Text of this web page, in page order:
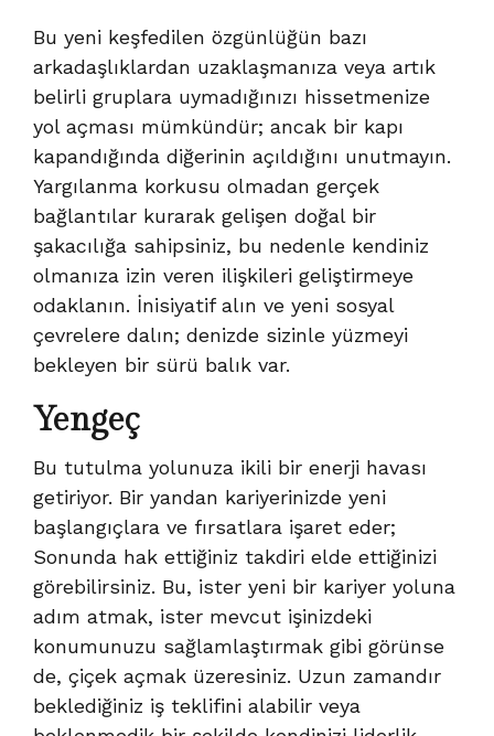
Bu yeni keşfedilen özgünlüğün bazı
arkadaşlıklardan uzaklaşmanıza veya artık
belirli gruplara uymadığınızı hissetmenize
yol açması mümkündür; ancak bir kapı
kapandığında diğerinin açıldığını unutmayın.
Yargılanma korkusu olmadan gerçek
bağlantılar kurarak gelişen doğal bir
şakacılığa sahipsiniz, bu nedenle kendiniz
olmanıza izin veren ilişkileri geliştirmeye
odaklanın. İnisiyatif alın ve yeni sosyal
çevrelere dalın; denizde sizinle yüzmeyi
bekleyen bir sürü balık var.
Yengeç
Bu tutulma yolunuza ikili bir enerji havası
getiriyor. Bir yandan kariyerinizde yeni
başlangıçlara ve fırsatlara işaret eder;
Sonunda hak ettiğiniz takdiri elde ettiğinizi
görebilirsiniz. Bu, ister yeni bir kariyer yoluna
adım atmak, ister mevcut işinizdeki
konumunuzu sağlamlaştırmak gibi görünse
de, çiçek açmak üzeresiniz. Uzun zamandır
beklediğiniz iş teklifini alabilir veya